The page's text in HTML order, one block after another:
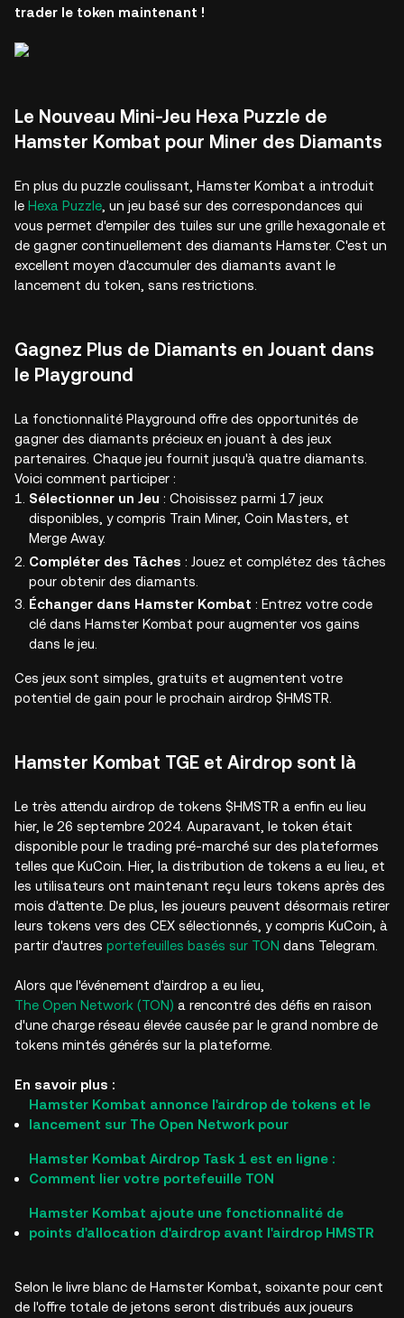
trader le token maintenant !
Le Nouveau Mini-Jeu Hexa Puzzle de
Hamster Kombat pour Miner des Diamants
En plus du puzzle coulissant, Hamster Kombat a introduit
le Hexa Puzzle , un jeu basé sur des correspondances qui
vous permet d'empiler des tuiles sur une grille hexagonale et
de gagner continuellement des diamants Hamster. C'est un
excellent moyen d'accumuler des diamants avant le
lancement du token, sans restrictions.
Gagnez Plus de Diamants en Jouant dans
le Playground
La fonctionnalité Playground offre des opportunités de
gagner des diamants précieux en jouant à des jeux
partenaires. Chaque jeu fournit jusqu'à quatre diamants.
Voici comment participer :
Sélectionner un Jeu : Choisissez parmi 17 jeux
disponibles, y compris Train Miner, Coin Masters, et
Merge Away.
Compléter des Tâches : Jouez et complétez des tâches
pour obtenir des diamants.
Échanger dans Hamster Kombat : Entrez votre code
clé dans Hamster Kombat pour augmenter vos gains
dans le jeu.
Ces jeux sont simples, gratuits et augmentent votre
potentiel de gain pour le prochain airdrop $HMSTR.
Hamster Kombat TGE et Airdrop sont là
Le très attendu airdrop de tokens $HMSTR a enfin eu lieu
hier, le 26 septembre 2024. Auparavant, le token était
disponible pour le trading pré-marché sur des plateformes
telles que KuCoin. Hier, la distribution de tokens a eu lieu, et
les utilisateurs ont maintenant reçu leurs tokens après des
mois d'attente. De plus, les joueurs peuvent désormais retirer
leurs tokens vers des CEX sélectionnés, y compris KuCoin, à
partir d'autres portefeuilles basés sur TON dans Telegram.
Alors que l'événement d'airdrop a eu lieu,
The Open Network (TON) a rencontré des défis en raison
d'une charge réseau élevée causée par le grand nombre de
tokens mintés générés sur la plateforme.
En savoir plus :
Hamster Kombat annonce l'airdrop de tokens et le
lancement sur The Open Network pour
Hamster Kombat Airdrop Task 1 est en ligne :
Comment lier votre portefeuille TON
Hamster Kombat ajoute une fonctionnalité de
points d'allocation d'airdrop avant l'airdrop HMSTR
Selon le livre blanc de Hamster Kombat, soixante pour cent
de l'offre totale de jetons seront distribués aux joueurs